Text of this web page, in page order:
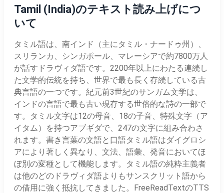
Tamil (India)のテキスト読み上げにつ
いて
タミル語は、南インド（主にタミル・ナードゥ州）、
スリランカ、シンガポール、マレーシアで約7800万人
が話すドラヴィダ語です。2200年以上にわたる連続し
た文学的伝統を持ち、世界で最も長く存続している古
典言語の一つです。紀元前3世紀のサンガム文学は、
インドの言語で最も古い現存する世俗的な詩の一部で
す。タミル文字は12の母音、18の子音、特殊文字（ア
イタム）を持つアブギダで、247の文字に組み合わさ
れます。書き言葉の文語と口語タミル語はダイグロシ
アにより著しく異なり、文法、語彙、発音においてほ
ぼ別の変種として機能します。タミル語の純粋主義者
は他のどのドラヴィダ語よりもサンスクリット語から
の借用に強く抵抗してきました。FreeReadTextのTTS